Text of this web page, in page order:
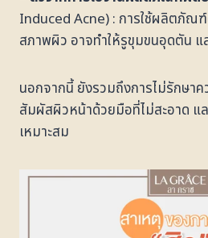
Induced Acne) : การใช้ผลิตภัณ
สภาพผิว อาจทำให้รูขุมขนอุดตัน แ
นอกจากนี้ ยังรวมถึงการไม่รักษา
สัมผัสผิวหน้าด้วยมือที่ไม่สะอาด แล
เหมาะสม